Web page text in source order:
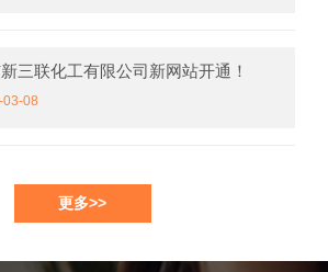
三联化工有限公司新网站开通！
08
更多>>